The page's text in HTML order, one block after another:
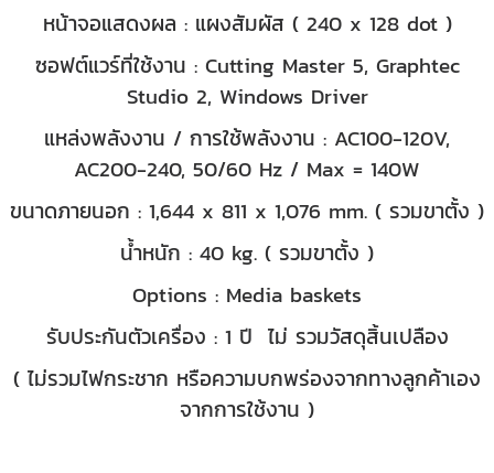
หน้าจอแสดงผล : แผงสัมผัส ( 240 x 128 dot )
ซอฟต์แวร์ที่ใช้งาน : Cutting Master 5, Graphtec
Studio 2, Windows Driver
แหล่งพลังงาน / การใช้พลังงาน : AC100-120V,
AC200-240, 50/60 Hz / Max = 140W
ขนาดภายนอก : 1,644 x 811 x 1,076 mm. ( รวมขาตั้ง )
น้ำหนัก : 40 kg. ( รวมขาตั้ง )
Options : Media baskets
รับประกันตัวเครื่อง : 1 ปี ไม่ รวมวัสดุสิ้นเปลือง
( ไม่รวมไฟกระชาก หรือความบกพร่องจากทางลูกค้าเอง
จากการใช้งาน )